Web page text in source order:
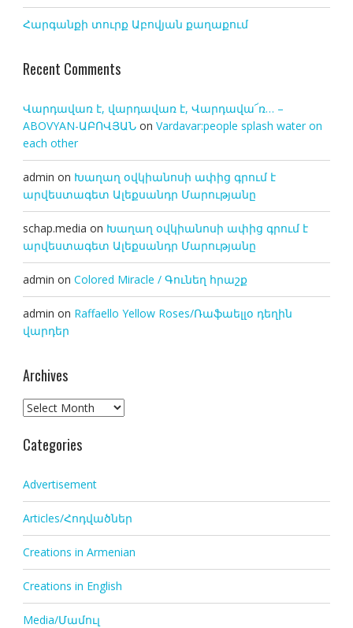
Հարգանքի տուրք Աբովյան քաղաքում
Recent Comments
Վարդավառ է, վարդավառ է, Վարդավա՜ռ… –
ABOVYAN-ԱԲՈՎՅԱՆon Vardavar:people splash water on
each other
admin on Խաղաղ օվկիանոսի ափից գրում է
արվեստագետ Ալեքսանդր Մարությանը
schap.media on Խաղաղ օվկիանոսի ափից գրում է
արվեստագետ Ալեքսանդր Մարությանը
admin on Colored Miracle / Գունեղ հրաշք
admin on Raffaello Yellow Roses/Ռաֆաելլօ դեղին
վարդեր
Archives
Archives
Categories
Advertisement
Articles/Հոդվածներ
Creations in Armenian
Creations in English
Media/Մամուլ